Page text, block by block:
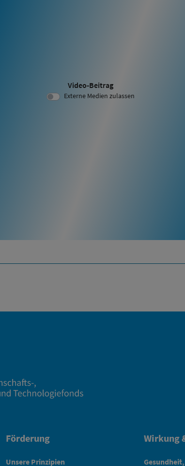
Video-Beitrag
Video ID 2104:
Externe Medien zulassen
Förderung
Unsere Prinzipien
Wirkung